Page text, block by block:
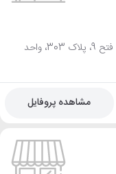
تهران، منطقه 9، محله فتح، بزرگراه فتح، نبش فتح 9، پلاک 303، واحد
مشاهده پروفایل